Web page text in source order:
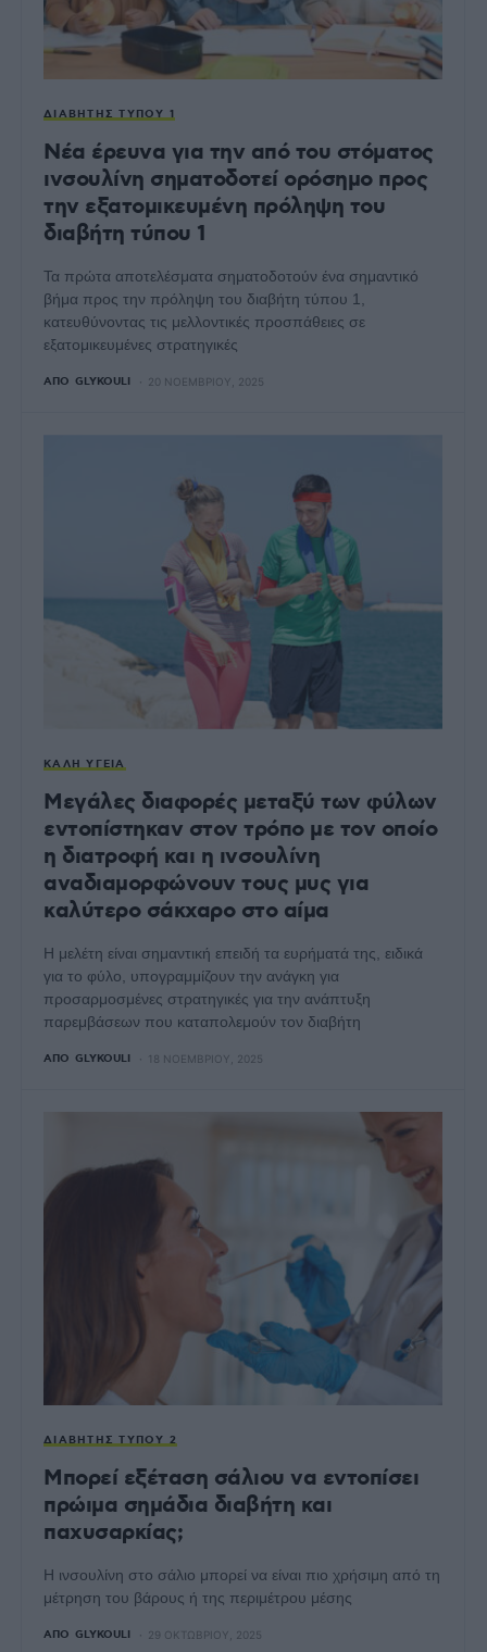
ΔΙΑΒΉΤΗΣ ΤΎΠΟΥ 1
Νέα έρευνα για την από του στόματος
ινσουλίνη σηματοδοτεί ορόσημο προς
την εξατομικευμένη πρόληψη του
διαβήτη τύπου 1
Τα πρώτα αποτελέσματα σηματοδοτούν ένα σημαντικό
βήμα προς την πρόληψη του διαβήτη τύπου 1,
κατευθύνοντας τις μελλοντικές προσπάθειες σε
εξατομικευμένες στρατηγικές
ΑΠΌ GLYKOULI 20 ΝΟΕΜΒΡΊΟΥ, 2025
ΚΑΛΉ ΥΓΕΊΑ
Μεγάλες διαφορές μεταξύ των φύλων
εντοπίστηκαν στον τρόπο με τον οποίο
η διατροφή και η ινσουλίνη
αναδιαμορφώνουν τους μυς για
καλύτερο σάκχαρο στο αίμα
Η μελέτη είναι σημαντική επειδή τα ευρήματά της, ειδικά
για το φύλο, υπογραμμίζουν την ανάγκη για
προσαρμοσμένες στρατηγικές για την ανάπτυξη
παρεμβάσεων που καταπολεμούν τον διαβήτη
ΑΠΌ GLYKOULI 18 ΝΟΕΜΒΡΊΟΥ, 2025
ΔΙΑΒΉΤΗΣ ΤΎΠΟΥ 2
Μπορεί εξέταση σάλιου να εντοπίσει
πρώιμα σημάδια διαβήτη και
παχυσαρκίας;
Η ινσουλίνη στο σάλιο μπορεί να είναι πιο χρήσιμη από τη
μέτρηση του βάρους ή της περιμέτρου μέσης
ΑΠΌ GLYKOULI 29 ΟΚΤΩΒΡΊΟΥ, 2025